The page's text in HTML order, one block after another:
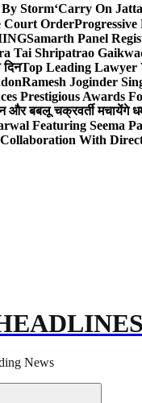
By Storm‘Carry On
Court Order
Samarth Panel
Tai Shripatrao
दिनTop Leading Lawyer
Ramesh Joginder
Prestigious Awards
और बबलू चक्रवर्ती मचायेंगे
Featuring Seema
With
News